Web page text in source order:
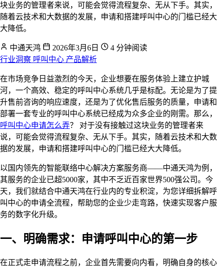
块业务的管理者来说，可能会觉得流程复杂、无从下手。其实，
随着云技术和大数据的发展，申请和搭建呼叫中心的门槛已经大
大降低。
中通天鸿 2026年3月6日
4 分钟阅读
行业洞察 呼叫中心 产品解析
在市场竞争日益激烈的今天，企业想要在服务体验上建立护城
河，一个高效、稳定的呼叫中心系统几乎是标配。无论是为了提
升售前咨询的响应速度，还是为了优化售后服务的质量，申请和
部署一套专业的呼叫中心系统已经成为众多企业的刚需。那么，
呼叫中心申请怎么弄？ 对于没有接触过这块业务的管理者来
说，可能会觉得流程复杂、无从下手。其实，随着云技术和大数
据的发展，申请和搭建呼叫中心的门槛已经大大降低。
以国内领先的智能联络中心解决方案服务商——中通天鸿为例，
其服务的企业已超5000家，其中不乏近百家世界500强公司。今
天，我们就结合中通天鸿在行业内的专业积淀，为您详细拆解呼
叫中心的申请全流程，帮助您的企业少走弯路，快速实现客户服
务的数字化升级。
一、明确需求：申请呼叫中心的第一步
在正式走申请流程之前，企业首先需要向内看，明确自身的核心